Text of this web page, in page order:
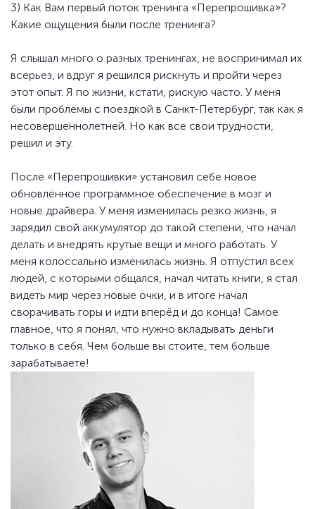
3) Как Вам первый поток тренинга «Перепрошивка»?
Какие ощущения были после тренинга?
Я слышал много о разных тренингах, не воспринимал их
всерьез, и вдруг я решился рискнуть и пройти через
этот опыт. Я по жизни, кстати, рискую часто. У меня
были проблемы с поездкой в Санкт-Петербург, так как я
несовершеннолетней. Но как все свои трудности,
решил и эту.
После «Перепрошивки» установил себе новое
обновлённое программное обеспечение в мозг и
новые драйвера. У меня изменилась резко жизнь, я
зарядил свой аккумулятор до такой степени, что начал
делать и внедрять крутые вещи и много работать. У
меня колоссально изменилась жизнь. Я отпустил всех
людей, с которыми общался, начал читать книги, я стал
видеть мир через новые очки, и в итоге начал
сворачивать горы и идти вперёд и до конца! Самое
главное, что я понял, что нужно вкладывать деньги
только в себя. Чем больше вы стоите, тем больше
зарабатываете!